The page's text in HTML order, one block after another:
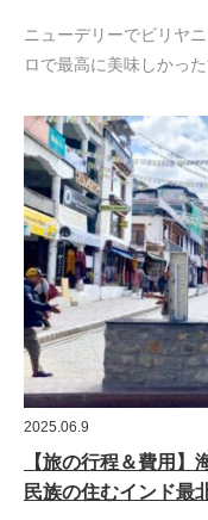
ニューデリーでビリヤ
ロで最高に美味しかっ
2025.06.9
【旅の行程＆費用】
民族の住むインド最